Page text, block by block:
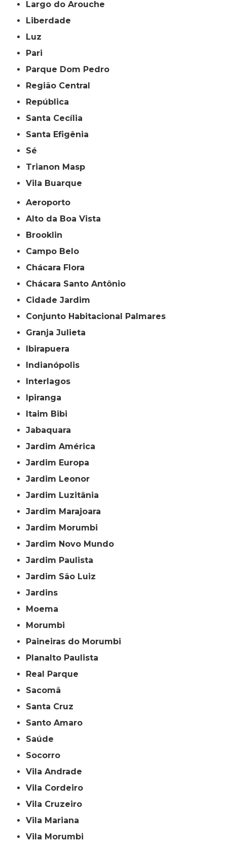
Largo do Arouche
Liberdade
Luz
Pari
Parque Dom Pedro
Região Central
República
Santa Cecília
Santa Efigênia
Sé
Trianon Masp
Vila Buarque
Aeroporto
Alto da Boa Vista
Brooklin
Campo Belo
Chácara Flora
Chácara Santo Antônio
Cidade Jardim
Conjunto Habitacional Palmares
Granja Julieta
Ibirapuera
Indianópolis
Interlagos
Ipiranga
Itaim Bibi
Jabaquara
Jardim América
Jardim Europa
Jardim Leonor
Jardim Luzitânia
Jardim Marajoara
Jardim Morumbi
Jardim Novo Mundo
Jardim Paulista
Jardim São Luiz
Jardins
Moema
Morumbi
Paineiras do Morumbi
Planalto Paulista
Real Parque
Sacomã
Santa Cruz
Santo Amaro
Saúde
Socorro
Vila Andrade
Vila Cordeiro
Vila Cruzeiro
Vila Mariana
Vila Morumbi